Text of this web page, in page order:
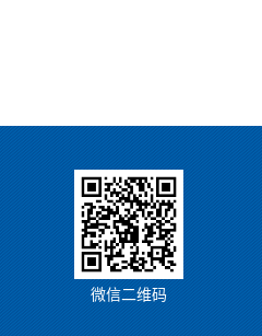
微信二维码